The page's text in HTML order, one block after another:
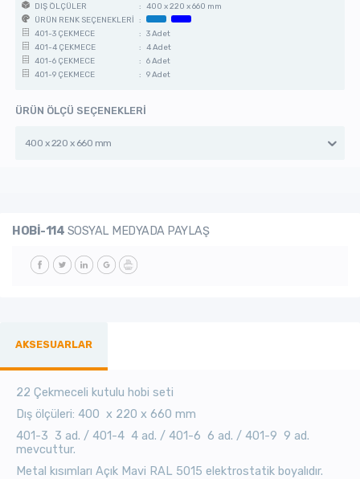
DIŞ ÖLÇÜLER
: 400 x 220 x 660 mm
ÜRÜN RENK SEÇENEKLERİ :
401-3 ÇEKMECE
: 3 Adet
401-4 ÇEKMECE
: 4 Adet
401-6 ÇEKMECE
: 6 Adet
401-9 ÇEKMECE
: 9 Adet
ÜRÜN ÖLÇÜ SEÇENEKLERİ
400 x 220 x 660 mm
HOBİ-114 SOSYAL MEDYADA PAYLAŞ
AKSESUARLAR
22 Çekmeceli kutulu hobi seti
Dış ölçüleri: 400 x 220 x 660 mm
401-3 3 ad. / 401-4 4 ad. / 401-6 6 ad. / 401-9 9 ad.
mevcuttur.
Metal kısımları Açık Mavi RAL 5015 elektrostatik boyalıdır.